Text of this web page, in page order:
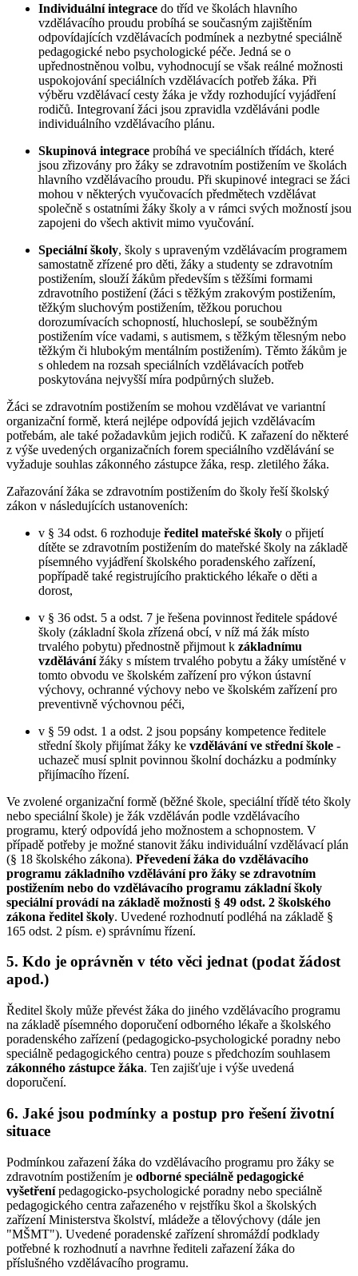
Individuální integrace do tříd ve školách hlavního
vzdělávacího proudu probíhá se současným zajištěním
odpovídajících vzdělávacích podmínek a nezbytné speciálně
pedagogické nebo psychologické péče. Jedná se o
upřednostněnou volbu, vyhodnocují se však reálné možnosti
uspokojování speciálních vzdělávacích potřeb žáka. Při
výběru vzdělávací cesty žáka je vždy rozhodující vyjádření
rodičů. Integrovaní žáci jsou zpravidla vzděláváni podle
individuálního vzdělávacího plánu.
Skupinová integrace probíhá ve speciálních třídách, které
jsou zřizovány pro žáky se zdravotním postižením ve školách
hlavního vzdělávacího proudu. Při skupinové integraci se žáci
mohou v některých vyučovacích předmětech vzdělávat
společně s ostatními žáky školy a v rámci svých možností jsou
zapojeni do všech aktivit mimo vyučování.
Speciální školy, školy s upraveným vzdělávacím programem
samostatně zřízené pro děti, žáky a studenty se zdravotním
postižením, slouží žákům především s těžšími formami
zdravotního postižení (žáci s těžkým zrakovým postižením,
těžkým sluchovým postižením, těžkou poruchou
dorozumívacích schopností, hluchoslepí, se souběžným
postižením více vadami, s autismem, s těžkým tělesným nebo
těžkým či hlubokým mentálním postižením). Těmto žákům je
s ohledem na rozsah speciálních vzdělávacích potřeb
poskytována nejvyšší míra podpůrných služeb.
Žáci se zdravotním postižením se mohou vzdělávat ve variantní
organizační formě, která nejlépe odpovídá jejich vzdělávacím
potřebám, ale také požadavkům jejich rodičů. K zařazení do některé
z výše uvedených organizačních forem speciálního vzdělávání se
vyžaduje souhlas zákonného zástupce žáka, resp. zletilého žáka.
Zařazování žáka se zdravotním postižením do školy řeší školský
zákon v následujících ustanoveních:
v § 34 odst. 6 rozhoduje ředitel mateřské školy o přijetí
dítěte se zdravotním postižením do mateřské školy na základě
písemného vyjádření školského poradenského zařízení,
popřípadě také registrujícího praktického lékaře o děti a
dorost,
v § 36 odst. 5 a odst. 7 je řešena povinnost ředitele spádové
školy (základní škola zřízená obcí, v níž má žák místo
trvalého pobytu) přednostně přijmout k základnímu
vzdělávánížáky s místem trvalého pobytu a žáky umístěné v
tomto obvodu ve školském zařízení pro výkon ústavní
výchovy, ochranné výchovy nebo ve školském zařízení pro
preventivně výchovnou péči,
v § 59 odst. 1 a odst. 2 jsou popsány kompetence ředitele
střední školy přijímat žáky ke vzdělávání ve střední škole -
uchazeč musí splnit povinnou školní docházku a podmínky
přijímacího řízení.
Ve zvolené organizační formě (běžné škole, speciální třídě této školy
nebo speciální škole) je žák vzděláván podle vzdělávacího
programu, který odpovídá jeho možnostem a schopnostem. V
případě potřeby je možné stanovit žáku individuální vzdělávací plán
(§ 18 školského zákona). Převedení žáka do vzdělávacího
programu základního vzdělávání pro žáky se zdravotním
postižením nebo do vzdělávacího programu základní školy
speciální provádí na základě možnosti § 49 odst. 2 školského
zákona ředitel školy. Uvedené rozhodnutí podléhá na základě §
165 odst. 2 písm. e) správnímu řízení.
5. Kdo je oprávněn v této věci jednat (podat žádost
apod.)
Ředitel školy může převést žáka do jiného vzdělávacího programu
na základě písemného doporučení odborného lékaře a školského
poradenského zařízení (pedagogicko-psychologické poradny nebo
speciálně pedagogického centra) pouze s předchozím souhlasem
zákonného zástupce žáka. Ten zajišťuje i výše uvedená
doporučení.
6. Jaké jsou podmínky a postup pro řešení životní
situace
Podmínkou zařazení žáka do vzdělávacího programu pro žáky se
zdravotním postižením je odborné speciálně pedagogické
vyšetřenípedagogicko-psychologické poradny nebo speciálně
pedagogického centra zařazeného v rejstříku škol a školských
zařízení Ministerstva školství, mládeže a tělovýchovy (dále jen
"MŠMT"). Uvedené poradenské zařízení shromáždí podklady
potřebné k rozhodnutí a navrhne řediteli zařazení žáka do
příslušného vzdělávacího programu.